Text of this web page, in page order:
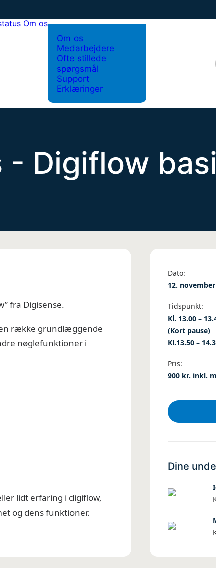
Om os
Om os
Medarbejdere
Ofte stillede
spørgsmål
Support
Erklæringer
- Digiflow
fra Digisense.
række grundlæggende
nøglefunktioner i
lidt erfaring i digiflow,
og dens funktioner.
Dato:
12. november
Tidspunkt:
Kl. 13.00 –
(Kort pause)
Kl.13.50 –
Pris:
900 kr. inkl.
Dine